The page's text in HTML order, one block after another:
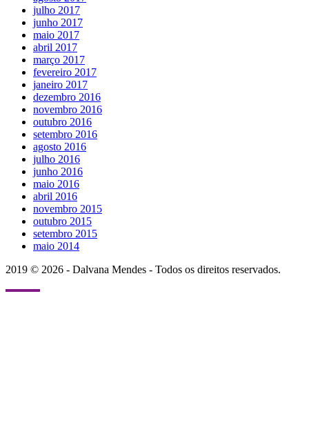
julho 2017
junho 2017
maio 2017
abril 2017
março 2017
fevereiro 2017
janeiro 2017
dezembro 2016
novembro 2016
outubro 2016
setembro 2016
agosto 2016
julho 2016
junho 2016
maio 2016
abril 2016
novembro 2015
outubro 2015
setembro 2015
maio 2014
2019 © 2026 - Dalvana Mendes - Todos os direitos reservados.